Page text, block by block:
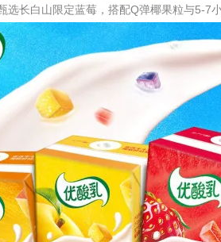
选长白山限定蓝莓，搭配Q弹椰果粒与5-7